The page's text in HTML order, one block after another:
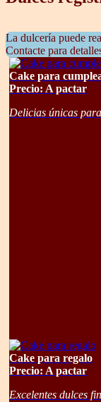
La dulcería puede
Contacte para
Cake para
Precio: A pactar
Delicias únicas
Cake para regalo
Precio: A pactar
Excelentes dulces